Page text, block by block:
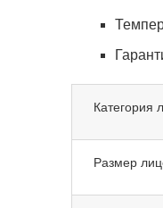
Категория
Размер